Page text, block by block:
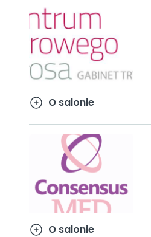
O salonie
O salonie